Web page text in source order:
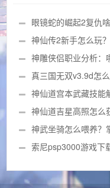
眼镜蛇的崛起2复仇
神仙传2新手怎么玩
神雕侠侣职业分析：
真三国无双v3.9d怎
神仙道宫本武藏技能
神仙道吉星高照怎么
神武坐骑怎么喂养？
索尼psp3000游戏下